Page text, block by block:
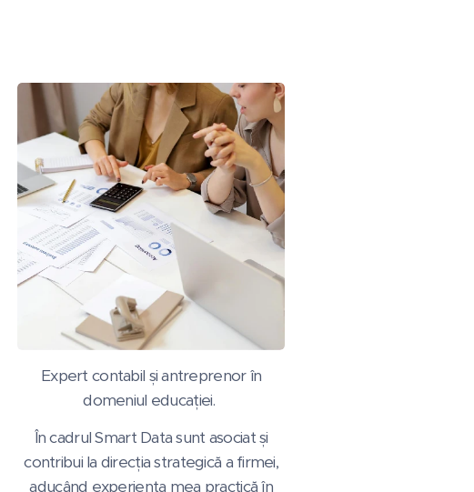
Expert contabil și antreprenor în
domeniul educației.
În cadrul Smart Data sunt asociat și
contribui la direcția strategică a firmei,
aducând experiența mea practică în